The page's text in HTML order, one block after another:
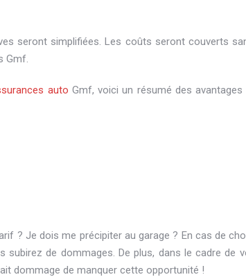
seront simplifiées. Les coûts seront couverts
Gmf.
auto Gmf, voici un résumé des avantages
? Je dois me précipiter au garage ? En cas de
de dommages. De plus, dans le cadre de
dommage de manquer cette opportunité !